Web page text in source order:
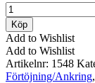
Övre
Rulle
Till
Ankarvippa
P1301
mängd
Köp
Add to Wishlist
Add to Wishlist
Artikelnr: 1548
Förtöjning/Ankring,